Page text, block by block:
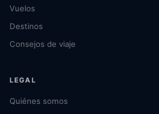
Vuelos
Destinos
Consejos de viaje
LEGAL
Quiénes somos